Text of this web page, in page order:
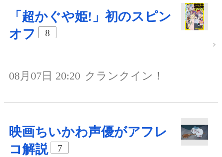
「超かぐや姫!」初のスピン
オフ
8
08月07日 20:20 クランクイン！
映画ちいかわ声優がアフレ
コ解説
7